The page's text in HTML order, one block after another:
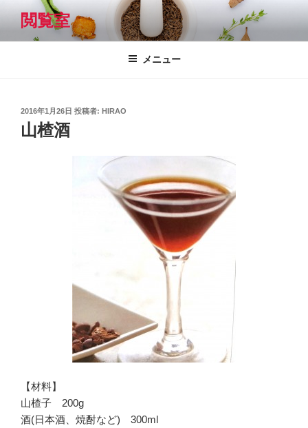
テ
閲覧室
メニュー
投
日:
2016年1月26日 投稿者: HIRAO
山楂酒
【材料】
山楂子 200g
酒(日本酒、焼酎など) 300ml